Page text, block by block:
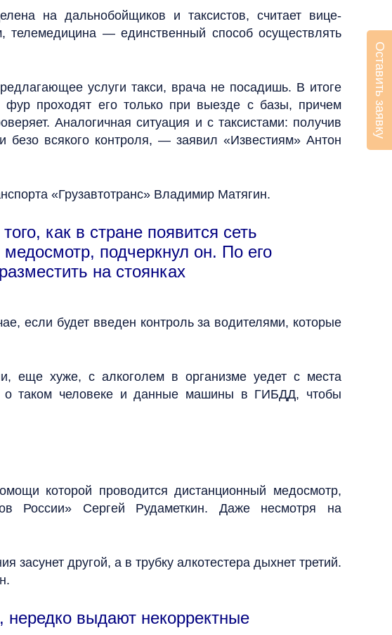
на дальнобойщиков и таксистов, считает вице-
— единственный способ осуществлять
услуги такси, врача не посадишь. В итоге
проходят его только при выезде с базы, причем
Аналогичная ситуация и с таксистами: получив
безо всякого контроля, — заявил «Известиям» Антон
«Грузавтотранс» Владимир Матягин.
как в стране появится сеть
подчеркнул он. По его
на стоянках
если будет введен контроль за водителями, которые
еще хуже, с алкоголем в организме уедет с места
о таком человеке и данные машины в ГИБДД, чтобы
которой проводится дистанционный медосмотр,
России» Сергей Рудаметкин. Даже несмотря на
другой, а в трубку алкотестера дыхнет третий.
нередко выдают некорректные
Оставить заявку